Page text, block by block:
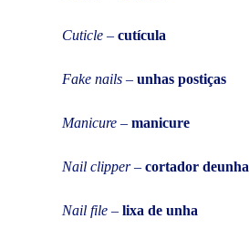
Cuticle – cutícula
Fake nails – unhas postiças
Manicure – manicure
Nail clipper– cortador deunha
Nail file – lixa de unha